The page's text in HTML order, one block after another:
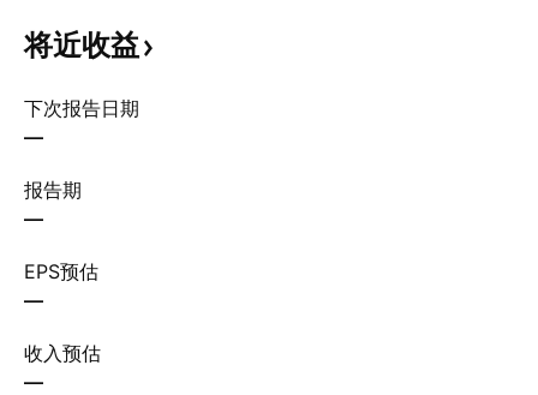
将近收益
下次报告日期
—
报告期
—
EPS预估
—
收入预估
—